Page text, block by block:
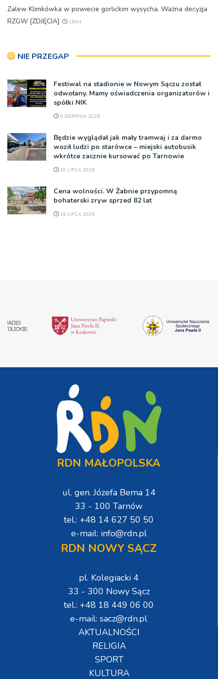
Zalew Klimkówka w powiecie gorlickim wysycha. Ważna decyzja
RZGW [ZDJĘCIA]
16:04
NIE PRZEGAP
Festiwal na stadionie w Nowym Sączu został
odwołany. Mamy oświadczenia organizatorów i
spółki NIK
5 SIERPNIA 2026
Będzie wyglądał jak mały tramwaj i za darmo
woził ludzi po starówce – miejski autobusik
wkrótce zacznie kursować po Tarnowie
30 LIPCA 2026
Cena wolności. W Żabnie przypomną
bohaterski zryw sprzed 82 lat
26 LIPCA 2026
RDN MAŁOPOLSKA
ul. gen. Józefa Bema 14
33 - 100 Tarnów
tel.: +48 14 627 50 50
e-mail: info@rdn.pl
RDN NOWY SĄCZ
pl. Kolegiacki 4
33 - 300 Nowy Sącz
tel.: +48 18 449 06 00
e-mail: sacz@rdn.pl
AKTUALNOŚCI
RELIGIA
SPORT
KULTURA